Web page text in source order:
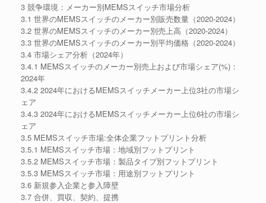
3 競争環境：メーカー別MEMSスイッチ市場分析
3.1 世界のMEMSスイッチのメーカー別販売数量（2020-2024）
3.2 世界のMEMSスイッチのメーカー別売上高（2020-2024）
3.3 世界のMEMSスイッチのメーカー別平均価格（2020-2024）
3.4 市場シェア分析（2024年）
3.4.1 MEMSスイッチのメーカー別売上および市場シェア(%)：
2024年
3.4.2 2024年におけるMEMSスイッチメーカー上位3社の市場シ
ェア
3.4.3 2024年におけるMEMSスイッチメーカー上位6社の市場シ
ェア
3.5 MEMSスイッチ市場:全体企業フットプリント分析
3.5.1 MEMSスイッチ市場：地域別フットプリント
3.5.2 MEMSスイッチ市場：製品タイプ別フットプリント
3.5.3 MEMSスイッチ市場：用途別フットプリント
3.6 新規参入企業と参入障壁
3.7 合併、買収、契約、提携